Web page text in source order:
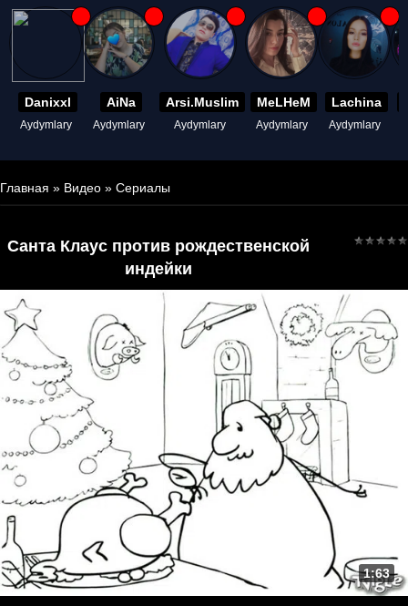
Danixxl
Aydymlary
AiNa
Aydymlary
Arsi.Muslim
Aydymlary
MeLHeM
Aydymlary
Lachina
Aydymlary
Главная » Видео » Сериалы
Санта Клаус против рождественской
индейки
1:63